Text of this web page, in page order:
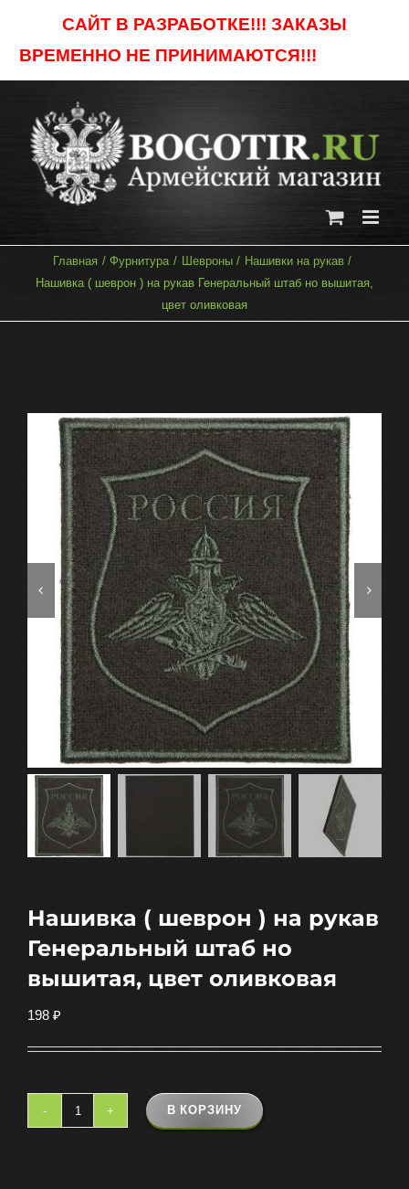
САЙТ В РАЗРАБОТКЕ!!! ЗАКАЗЫ
ВРЕМЕННО НЕ ПРИНИМАЮТСЯ!!!
content
Главная Фурнитура Шевроны
Нашивки на рукав
Нашивка ( шеврон ) на рукав Генеральный штаб но вышитая,
цвет оливковая
Нашивка ( шеврон ) на рукав
Генеральный штаб но
вышитая, цвет оливковая
198 ₽
Количество
В КОРЗИНУ